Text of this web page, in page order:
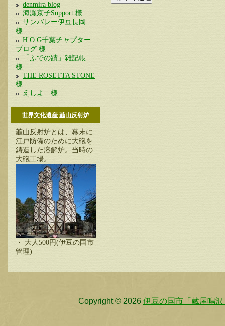
denmira blog
海瀬京子Support 様
サンバレー伊豆長岡
様
H.O.G千葉チャプター
ブログ 様
「ふでの蹟」雑記帳
様
THE ROSETTA STONE
様
えしよ 様
世界文化遺産 韮山反射炉
韮山反射炉とは、幕末に
江戸防備のために大砲を
鋳造した溶解炉。当時の
大砲工場。
・ 大人500円(伊豆の国市
管理)
Copyright © 2026 伊豆の国市「蔵屋鳴